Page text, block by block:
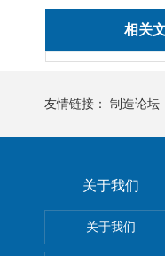
相关
友情链接： 制造论坛
关于我们
关于我们